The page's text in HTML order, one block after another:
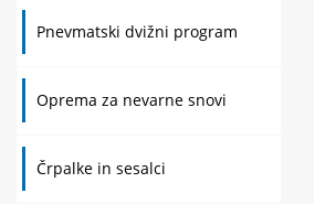
Pnevmatski dvižni program
Oprema za nevarne snovi
Črpalke in sesalci